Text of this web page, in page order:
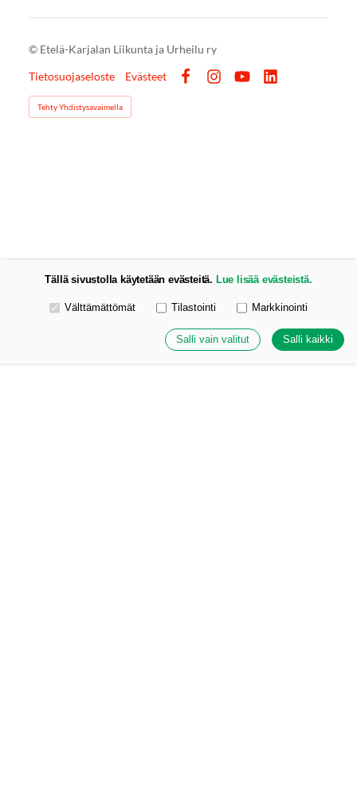
© Etelä-Karjalan Liikunta ja Urheilu ry
Tietosuojaseloste
Evästeet
Tehty Yhdistysavaimella
Tällä sivustolla käytetään evästeitä. Lue lisää evästeistä.
Valitse käytettävät evästeet
Välttämättömät Tilastointi Markkinointi
Salli vain valitut Salli kaikki